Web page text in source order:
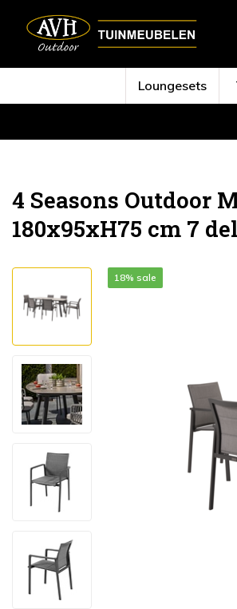
Loungesets
4 Seasons Outdoor
180x95xH75 cm 7
18% sale